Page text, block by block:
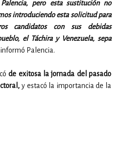
pero esta sustitución no
introduciendo esta solicitud para
candidatos con sus debidas
el Táchira y Venezuela, sepa
informó Palencia.
de exitosa la jornada del pasado
y estacó la importancia de la